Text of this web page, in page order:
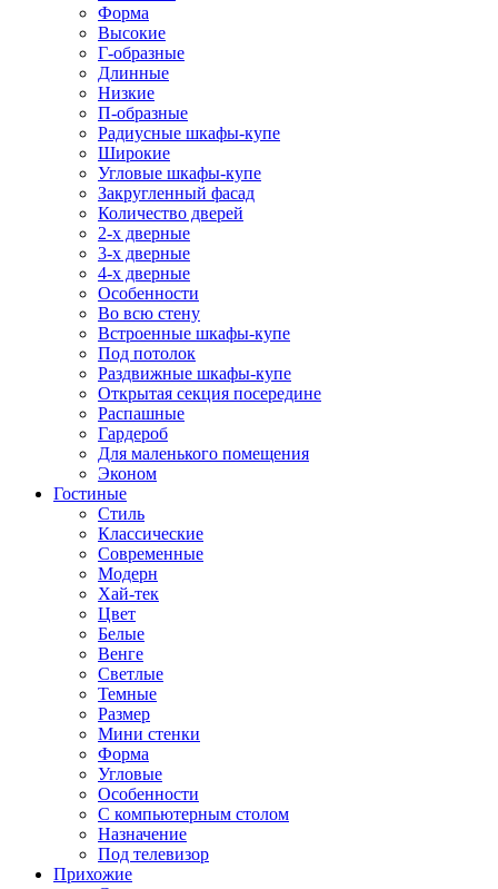
Форма
Высокие
Г-образные
Длинные
Низкие
П-образные
Радиусные шкафы-купе
Широкие
Угловые шкафы-купе
Закругленный фасад
Количество дверей
2-х дверные
3-х дверные
4-х дверные
Особенности
Во всю стену
Встроенные шкафы-купе
Под потолок
Раздвижные шкафы-купе
Открытая секция посередине
Распашные
Гардероб
Для маленького помещения
Эконом
Гостиные
Стиль
Классические
Современные
Модерн
Хай-тек
Цвет
Белые
Венге
Светлые
Темные
Размер
Мини стенки
Форма
Угловые
Особенности
С компьютерным столом
Назначение
Под телевизор
Прихожие